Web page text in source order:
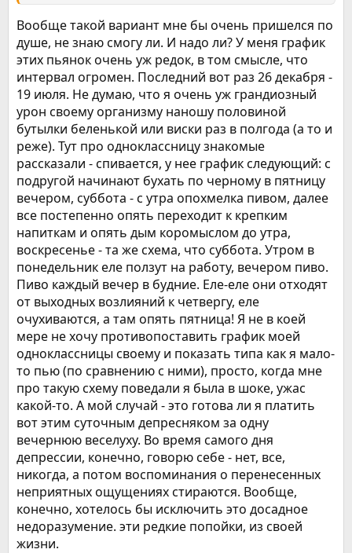
Вообще такой вариант мне бы очень пришелся по
душе, не знаю смогу ли. И надо ли? У меня график
этих пьянок очень уж редок, в том смысле, что
интервал огромен. Последний вот раз 26 декабря -
19 июля. Не думаю, что я очень уж грандиозный
урон своему организму наношу половиной
бутылки беленькой или виски раз в полгода (а то и
реже). Тут про одноклассницу знакомые
рассказали - спивается, у нее график следующий: с
подругой начинают бухать по черному в пятницу
вечером, суббота - с утра опохмелка пивом, далее
все постепенно опять переходит к крепким
напиткам и опять дым коромыслом до утра,
воскресенье - та же схема, что суббота. Утром в
понедельник еле ползут на работу, вечером пиво.
Пиво каждый вечер в будние. Еле-еле они отходят
от выходных возлияний к четвергу, еле
очухиваются, а там опять пятница! Я не в коей
мере не хочу противопоставить график моей
одноклассницы своему и показать типа как я мало-
то пью (по сравнению с ними), просто, когда мне
про такую схему поведали я была в шоке, ужас
какой-то. А мой случай - это готова ли я платить
вот этим суточным депресняком за одну
вечернюю веселуху. Во время самого дня
депрессии, конечно, говорю себе - нет, все,
никогда, а потом воспоминания о перенесенных
неприятных ощущениях стираются. Вообще,
конечно, хотелось бы исключить это досадное
недоразумение. эти редкие попойки, из своей
жизни.